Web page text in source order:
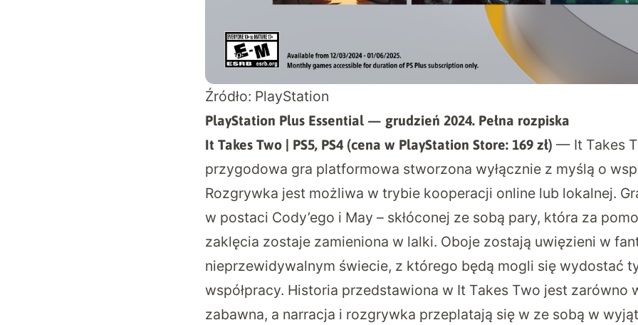
Źródło: PlayStation
PlayStation Plus Essential — grudzień 2024. Pełna rozpiska
It Takes Two | PS5, PS4 (cena w PlayStation Store: 169 zł) — It Takes
przygodowa gra platformowa stworzona wyłącznie z myślą o
Rozgrywka jest możliwa w trybie kooperacji online lub lokalnej.
w postaci Cody’ego i May – skłóconej ze sobą pary, która za
zaklęcia zostaje zamieniona w lalki. Oboje zostają uwięzieni w
nieprzewidywalnym świecie, z którego będą mogli się wydostać
współpracy. Historia przedstawiona w It Takes Two jest zarówno
zabawna, a narracja i rozgrywka przeplatają się w ze sobą w